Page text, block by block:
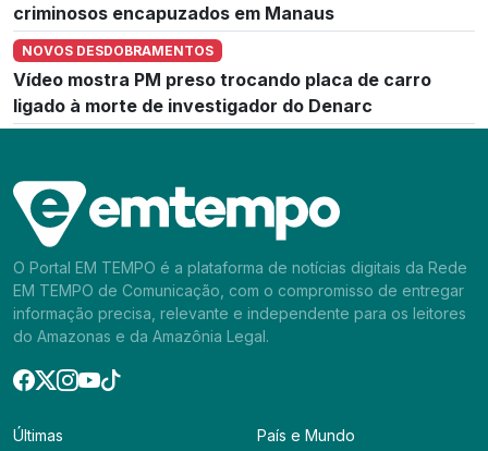
criminosos encapuzados em Manaus
NOVOS DESDOBRAMENTOS
Vídeo mostra PM preso trocando placa de carro
ligado à morte de investigador do Denarc
O Portal EM TEMPO é a plataforma de notícias digitais da Rede
EM TEMPO de Comunicação, com o compromisso de entregar
informação precisa, relevante e independente para os leitores
do Amazonas e da Amazônia Legal.
Últimas
País e Mundo